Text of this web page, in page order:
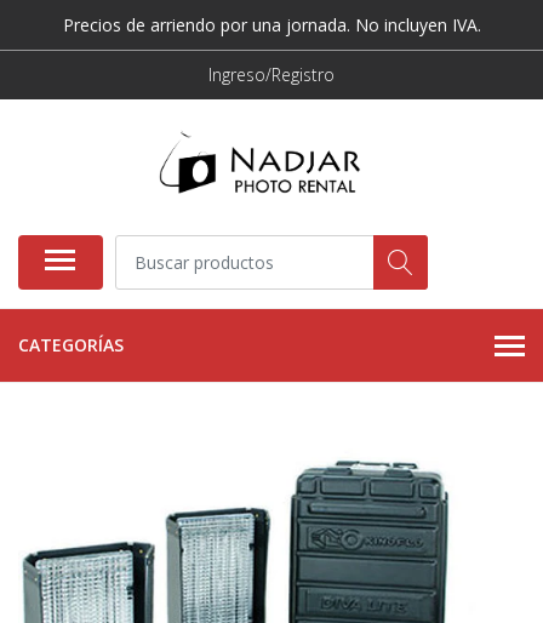
Precios de arriendo por una jornada. No incluyen IVA.
Ingreso/Registro
CATEGORÍAS